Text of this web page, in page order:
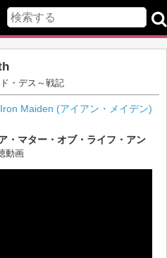
・デス～戦記
Iron Maiden (アイアン・メイデン)
マター・オブ・ライフ・アン
動画